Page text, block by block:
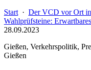
Start · Der VCD vor Ort in
Wahlprüfsteine:
28.09.2023
Gießen, Verkehrspolitik,
Gießen